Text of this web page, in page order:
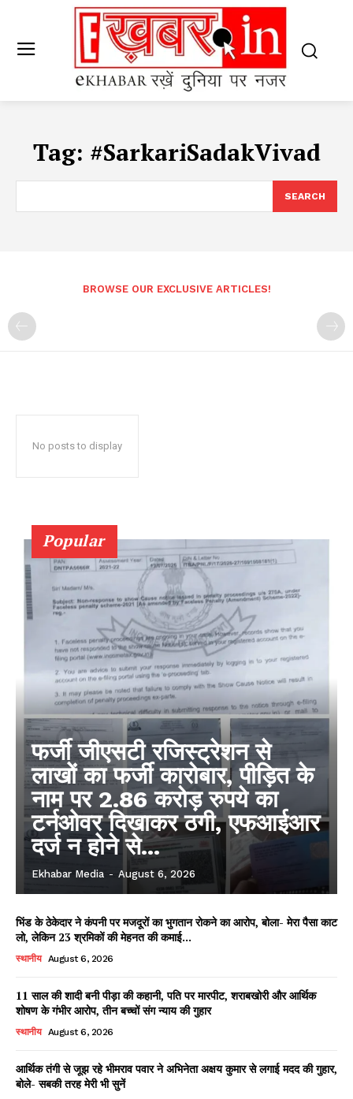
Tag: #SarkariSadakVivad
SEARCH
BROWSE OUR EXCLUSIVE ARTICLES!
No posts to display
Popular
फर्जी जीएसटी रजिस्ट्रेशन से
लाखों का फर्जी कारोबार, पीड़ित के
नाम पर 2.86 करोड़ रुपये का
टर्नओवर दिखाकर ठगी, एफआईआर
दर्ज न होने से...
Ekhabar Media - August 6, 2026
भिंड के ठेकेदार ने कंपनी पर मजदूरों का भुगतान रोकने का आरोप, बोला- मेरा पैसा काट
लो, लेकिन 23 श्रमिकों की मेहनत की कमाई...
स्थानीय August 6, 2026
11 साल की शादी बनी पीड़ा की कहानी, पति पर मारपीट, शराबखोरी और आर्थिक
शोषण के गंभीर आरोप, तीन बच्चों संग न्याय की गुहार
स्थानीय August 6, 2026
आर्थिक तंगी से जूझ रहे भीमराव पवार ने अभिनेता अक्षय कुमार से लगाई मदद की गुहार,
बोले- सबकी तरह मेरी भी सुनें